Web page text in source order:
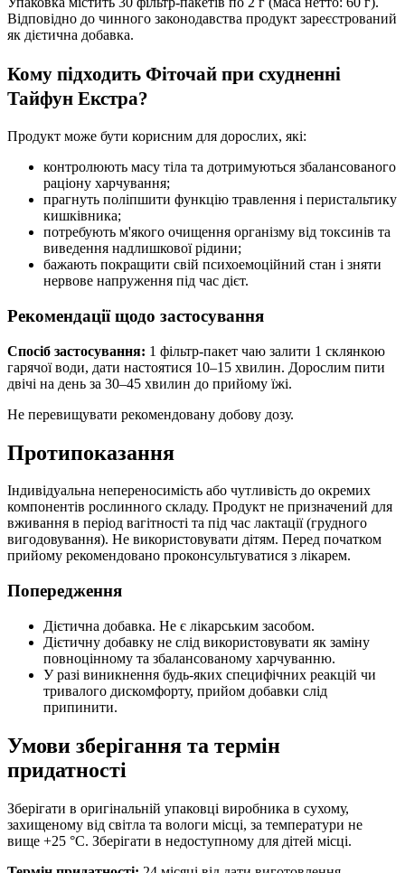
Відповідно до чинного законодавства продукт зареєстрований
як дієтична добавка.
Кому підходить Фіточай при схудненні
Тайфун Екстра?
Продукт може бути корисним для дорослих, які:
контролюють масу тіла та дотримуються збалансованого
раціону харчування;
прагнуть поліпшити функцію травлення і перистальтику
кишківника;
потребують м'якого очищення організму від токсинів та
виведення надлишкової рідини;
бажають покращити свій психоемоційний стан і зняти
нервове напруження під час дієт.
Рекомендації щодо застосування
Спосіб застосування: 1 фільтр-пакет чаю залити 1 склянкою
гарячої води, дати настоятися 10–15 хвилин. Дорослим пити
двічі на день за 30–45 хвилин до прийому їжі.
Не перевищувати рекомендовану добову дозу.
Протипоказання
Індивідуальна непереносимість або чутливість до окремих
компонентів рослинного складу. Продукт не призначений для
вживання в період вагітності та під час лактації (грудного
вигодовування). Не використовувати дітям. Перед початком
прийому рекомендовано проконсультуватися з лікарем.
Попередження
Дієтична добавка. Не є лікарським засобом.
Дієтичну добавку не слід використовувати як заміну
повноцінному та збалансованому харчуванню.
У разі виникнення будь-яких специфічних реакцій чи
тривалого дискомфорту, прийом добавки слід
припинити.
Умови зберігання та термін
придатності
Зберігати в оригінальній упаковці виробника в сухому,
захищеному від світла та вологи місці, за температури не
вище +25 °C. Зберігати в недоступному для дітей місці.